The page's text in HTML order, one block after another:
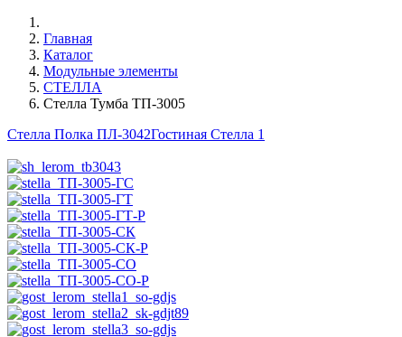
Главная
Каталог
Модульные элементы
СТЕЛЛА
Стелла Тумба ТП-3005
Стелла Полка ПЛ-3042Гостиная Стелла 1